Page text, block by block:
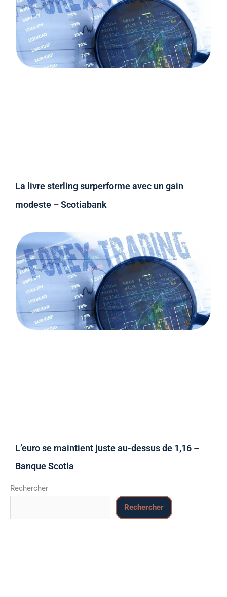
La livre sterling surperforme avec un gain
modeste – Scotiabank
L’euro se maintient juste au-dessus de 1,16 –
Banque Scotia
Rechercher
Rechercher